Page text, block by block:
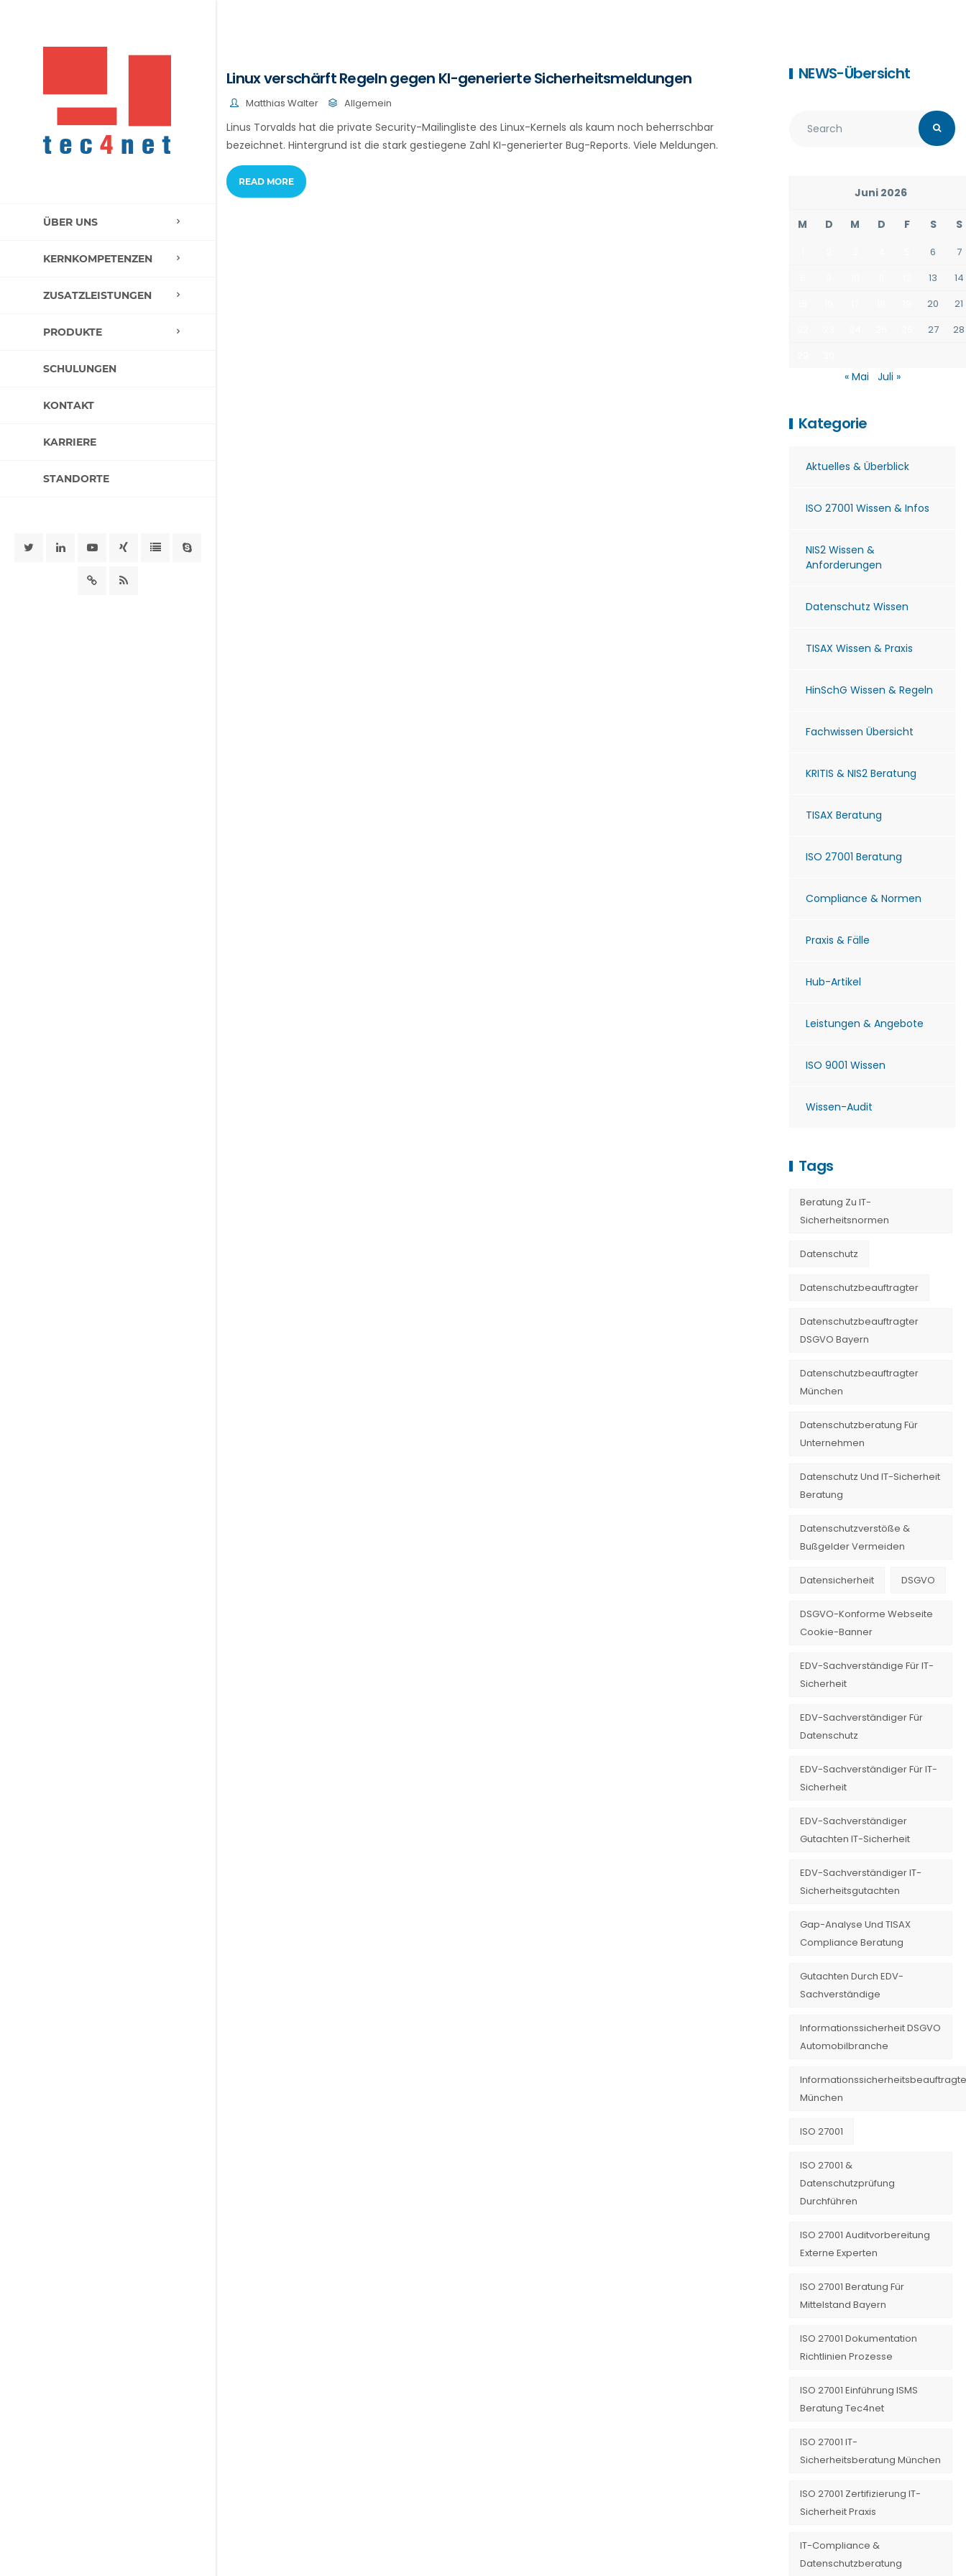
ÜBER UNS
KERNKOMPETENZEN
ZUSATZLEISTUNGEN
PRODUKTE
SCHULUNGEN
KONTAKT
KARRIERE
STANDORTE
Linux verschärft Regeln gegen KI-generierte Sicherheitsmeldungen
Matthias Walter Allgemein
Linus Torvalds hat die private Security-Mailingliste des Linux-Kernels als kaum noch beherrschbar
bezeichnet. Hintergrund ist die stark gestiegene Zahl KI-generierter Bug-Reports. Viele Meldungen.
READ MORE
NEWS-Übersicht
Juni 2026
M D M D F S S
6
7
13
14
20
21
27
28
« Mai Juli »
Kategorie
Aktuelles & Überblick
ISO 27001 Wissen & Infos
NIS2 Wissen &
Anforderungen
Datenschutz Wissen
TISAX Wissen & Praxis
HinSchG Wissen & Regeln
Fachwissen Übersicht
KRITIS & NIS2 Beratung
TISAX Beratung
ISO 27001 Beratung
Compliance & Normen
Praxis & Fälle
Hub-Artikel
Leistungen & Angebote
ISO 9001 Wissen
Wissen-Audit
Tags
Beratung Zu IT-
Sicherheitsnormen
Datenschutz
Datenschutzbeauftragter
Datenschutzbeauftragter
DSGVO Bayern
Datenschutzbeauftragter
München
Datenschutzberatung Für
Unternehmen
Datenschutz Und IT-Sicherheit
Beratung
Datenschutzverstöße &
Bußgelder Vermeiden
Datensicherheit DSGVO
DSGVO-Konforme Webseite
Cookie-Banner
EDV-Sachverständige Für IT-
Sicherheit
EDV-Sachverständiger Für
Datenschutz
EDV-Sachverständiger Für IT-
Sicherheit
EDV-Sachverständiger
Gutachten IT-Sicherheit
EDV-Sachverständiger IT-
Sicherheitsgutachten
Gap-Analyse Und TISAX
Compliance Beratung
Gutachten Durch EDV-
Sachverständige
Informationssicherheit DSGVO
Automobilbranche
München
ISO 27001
ISO 27001 &
Datenschutzprüfung
Durchführen
ISO 27001 Auditvorbereitung
Externe Experten
ISO 27001 Beratung Für
Mittelstand Bayern
ISO 27001 Dokumentation
Richtlinien Prozesse
ISO 27001 Einführung ISMS
Beratung Tec4net
ISO 27001 IT-
Sicherheitsberatung München
ISO 27001 Zertifizierung IT-
Sicherheit Praxis
IT-Compliance &
Datenschutzberatung